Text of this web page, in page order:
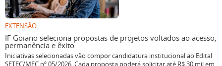
EXTENSÃO
IF Goiano seleciona propostas de projetos voltados ao acesso,
permanência e êxito
Iniciativas selecionadas vão compor candidatura institucional ao Edital